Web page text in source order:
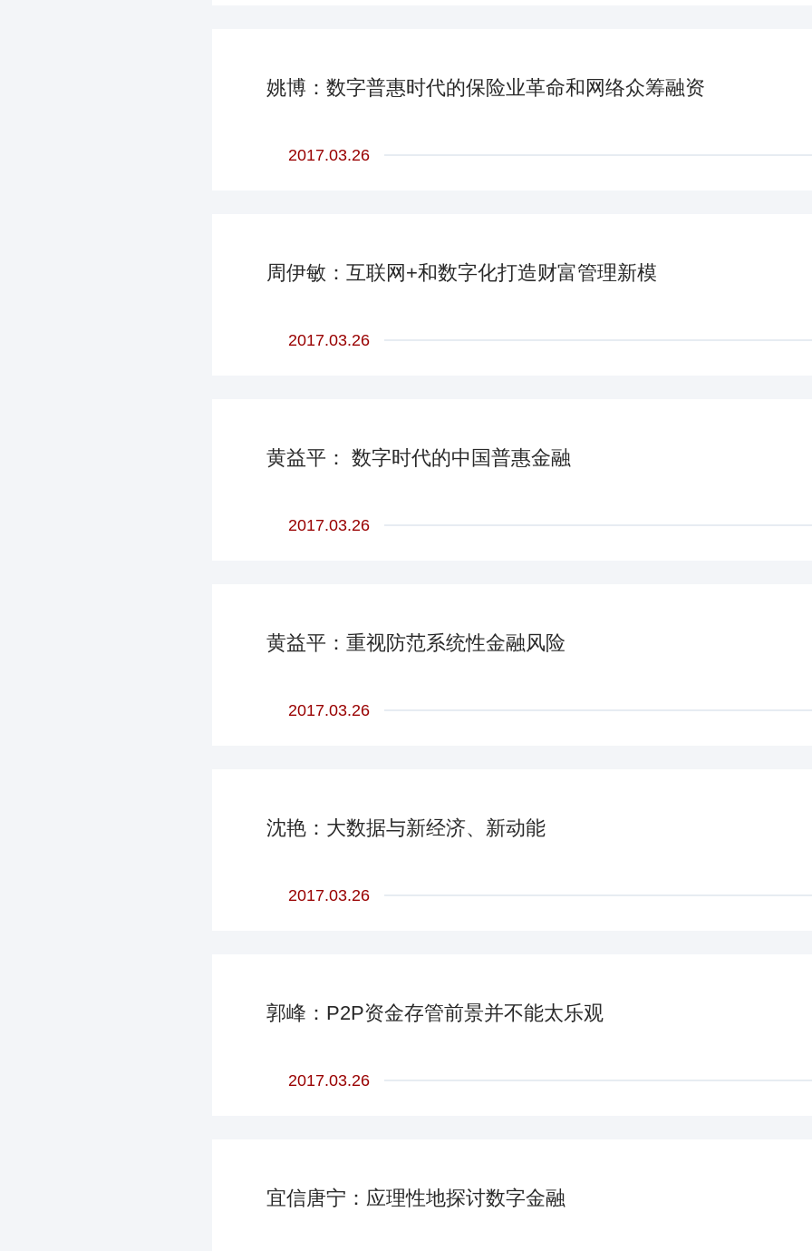
姚博：数字普惠时代的保险业革命和网络众筹融资
2017.03.26
周伊敏：互联网+和数字化打造财富管理新模
2017.03.26
黄益平： 数字时代的中国普惠金融
2017.03.26
黄益平：重视防范系统性金融风险
2017.03.26
沈艳：大数据与新经济、新动能
2017.03.26
郭峰：P2P资金存管前景并不能太乐观
2017.03.26
宜信唐宁：应理性地探讨数字金融